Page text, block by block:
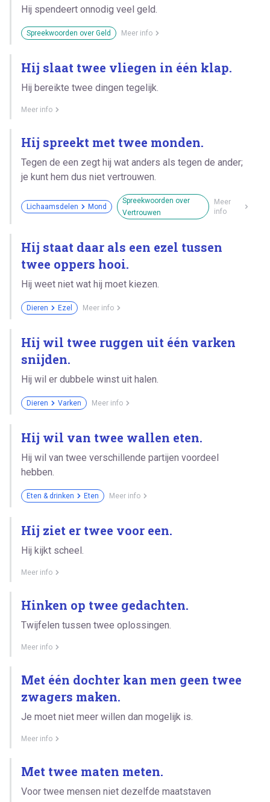
Hij spendeert onnodig veel geld.
Spreekwoorden over Geld Meer info
Hij slaat twee vliegen in één klap.
Hij bereikte twee dingen tegelijk.
Meer info
Hij spreekt met twee monden.
Tegen de een zegt hij wat anders als tegen de ander;
je kunt hem dus niet vertrouwen.
Lichaamsdelen Mond
Spreekwoorden over
Vertrouwen
Meer
info
Hij staat daar als een ezel tussen
twee oppers hooi.
Hij weet niet wat hij moet kiezen.
Dieren Ezel Meer info
Hij wil twee ruggen uit één varken
snijden.
Hij wil er dubbele winst uit halen.
Dieren Varken Meer info
Hij wil van twee wallen eten.
Hij wil van twee verschillende partijen voordeel
hebben.
Eten & drinken Eten Meer info
Hij ziet er twee voor een.
Hij kijkt scheel.
Meer info
Hinken op twee gedachten.
Twijfelen tussen twee oplossingen.
Meer info
Met één dochter kan men geen twee
zwagers maken.
Je moet niet meer willen dan mogelijk is.
Meer info
Met twee maten meten.
Voor twee mensen niet dezelfde maatstaven